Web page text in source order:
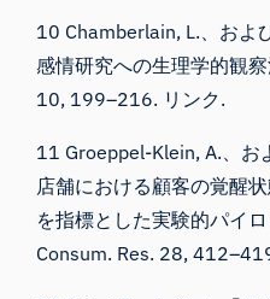
10 Chamberlain, L.、およ
感情研究への生理学的観
10, 199–216. リンク.
11 Groeppel-Klein, A.、お
店舗における顧客の覚醒
を指標とした実験的パイ
Consum. Res. 28,